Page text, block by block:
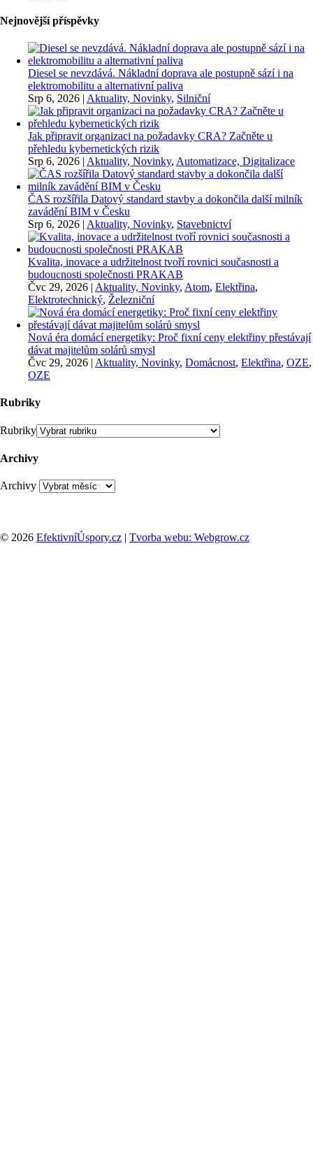
Nejnovější příspěvky
Diesel se nevzdává. Nákladní doprava ale postupně sází i na
elektromobilitu a alternativní paliva
Srp 6, 2026 | Aktuality, Novinky, Silniční
Jak připravit organizaci na požadavky CRA? Začněte u
přehledu kybernetických rizik
Srp 6, 2026 | Aktuality, Novinky, Automatizace, Digitalizace
ČAS rozšířila Datový standard stavby a dokončila další milník
zavádění BIM v Česku
Srp 6, 2026 | Aktuality, Novinky, Stavebnictví
Kvalita, inovace a udržitelnost tvoří rovnici současnosti a
budoucnosti společnosti PRAKAB
Čvc 29, 2026 | Aktuality, Novinky, Atom, Elektřina,
Elektrotechnický, Železniční
Nová éra domácí energetiky: Proč fixní ceny elektřiny přestávají
dávat majitelům solárů smysl
Čvc 29, 2026 | Aktuality, Novinky, Domácnost, Elektřina, OZE,
OZE
Rubriky
Rubriky
Archivy
Archivy
© 2026 EfektivníÚspory.cz | Tvorba webu: Webgrow.cz